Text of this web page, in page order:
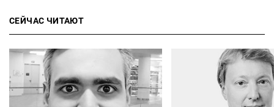
СЕЙЧАС ЧИТАЮТ